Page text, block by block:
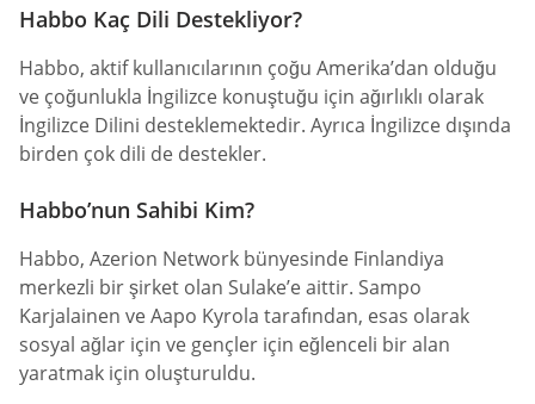
Habbo Kaç Dili Destekliyor?
Habbo, aktif kullanıcılarının çoğu Amerika’dan olduğu
ve çoğunlukla İngilizce konuştuğu için ağırlıklı olarak
İngilizce Dilini desteklemektedir. Ayrıca İngilizce dışında
birden çok dili de destekler.
Habbo’nun Sahibi Kim?
Habbo, Azerion Network bünyesinde Finlandiya
merkezli bir şirket olan Sulake’e aittir. Sampo
Karjalainen ve Aapo Kyrola tarafından, esas olarak
sosyal ağlar için ve gençler için eğlenceli bir alan
yaratmak için oluşturuldu.